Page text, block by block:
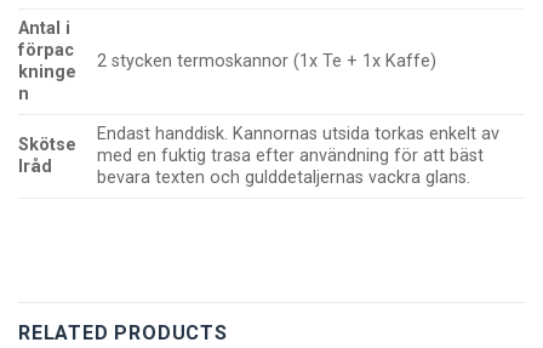
Antal i
förpac
kninge
n
2 stycken termoskannor (1x Te + 1x Kaffe)
Skötse
lråd
Endast handdisk. Kannornas utsida torkas enkelt av
med en fuktig trasa efter användning för att bäst
bevara texten och gulddetaljernas vackra glans.
RELATED PRODUCTS